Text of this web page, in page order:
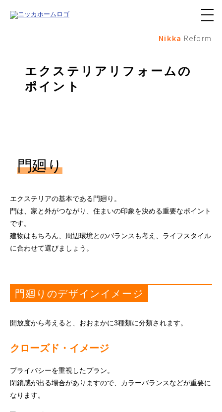
メ
ュ
Nikka Reform
エクステリアリフォームの
ポイント
門廻り
エクステリアの基本である門廻り。
門は、家と外がつながり、住まいの印象を決める重要なポイント
です。
建物はもちろん、周辺環境とのバランスも考え、ライフスタイル
に合わせて選びましょう。
門廻りのデザインイメージ
開放度から考えると、おおまかに3種類に分類されます。
クローズド・イメージ
プライバシーを重視したプラン。
閉鎖感が出る場合がありますので、カラーバランスなどが重要に
なります。